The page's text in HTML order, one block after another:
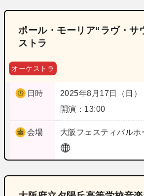
ポール・モーリア“ラヴ・サ
ストラ
オーケストラ
日時
2025年8月17日（日）
開演：13:00
会場 大阪 フェスティバルホ